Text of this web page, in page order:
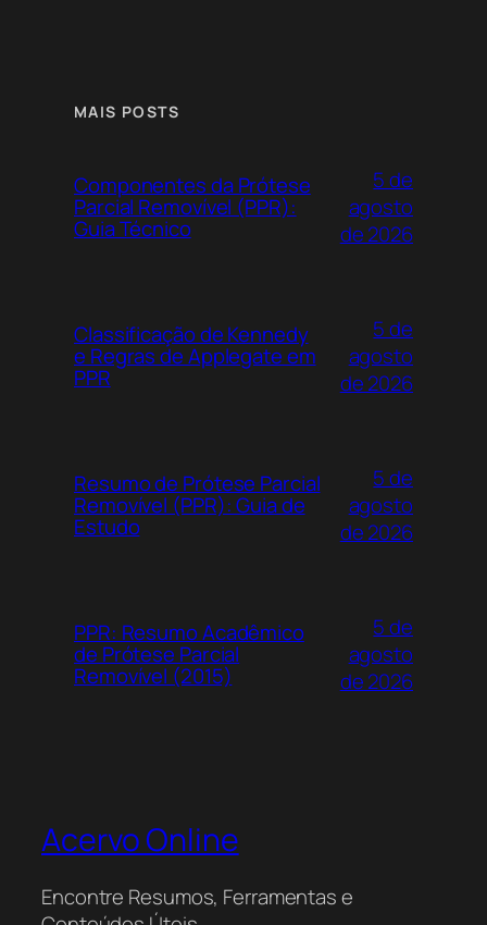
MAIS POSTS
Componentes da Prótese
Parcial Removível (PPR):
Guia Técnico
5 de
agosto
de 2026
Classificação de Kennedy
e Regras de Applegate em
PPR
5 de
agosto
de 2026
Resumo de Prótese Parcial
Removível (PPR): Guia de
Estudo
5 de
agosto
de 2026
PPR: Resumo Acadêmico
de Prótese Parcial
Removível (2015)
5 de
agosto
de 2026
Acervo Online
Encontre Resumos, Ferramentas e